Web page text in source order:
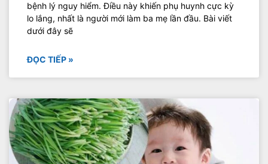
bệnh lý nguy hiểm. Điều này khiến phụ huynh cực kỳ
lo lắng, nhất là người mới làm ba mẹ lần đầu. Bài viết
dưới đây sẽ
ĐỌC TIẾP »